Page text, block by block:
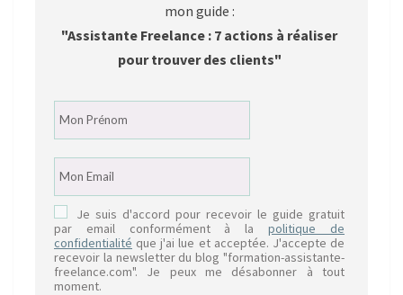
mon guide :
"Assistante Freelance : 7 actions à réaliser
pour trouver des clients"
Je suis d'accord pour recevoir le guide gratuit
par email conformément à lapolitique de
confidentialité que j'ai lue et acceptée. J'accepte de
recevoir la newsletter du blog "formation-assistante-
freelance.com". Je peux me désabonner à tout
moment.